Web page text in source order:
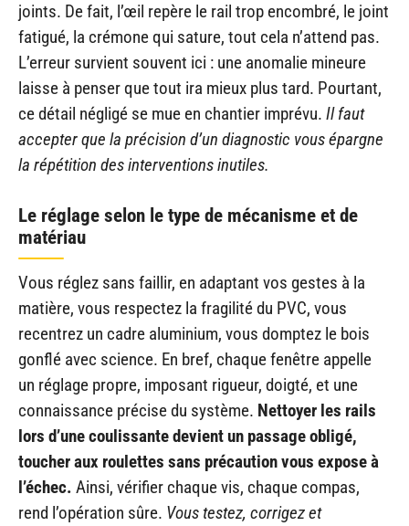
joints. De fait, l’œil repère le rail trop encombré, le joint
fatigué, la crémone qui sature, tout cela n’attend pas.
L’erreur survient souvent ici : une anomalie mineure
laisse à penser que tout ira mieux plus tard. Pourtant,
ce détail négligé se mue en chantier imprévu. Il faut
accepter que la précision d’un diagnostic vous épargne
la répétition des interventions inutiles.
Le réglage selon le type de mécanisme et de
matériau
Vous réglez sans faillir, en adaptant vos gestes à la
matière, vous respectez la fragilité du PVC, vous
recentrez un cadre aluminium, vous domptez le bois
gonflé avec science. En bref, chaque fenêtre appelle
un réglage propre, imposant rigueur, doigté, et une
connaissance précise du système. Nettoyer les rails
lors d’une coulissante devient un passage obligé,
toucher aux roulettes sans précaution vous expose à
l’échec. Ainsi, vérifier chaque vis, chaque compas,
rend l’opération sûre. Vous testez, corrigez et